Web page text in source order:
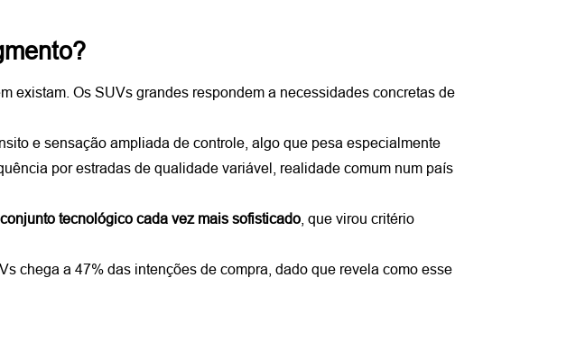
existam. Os SUVs grandes respondem a necessidades concretas de
e sensação ampliada de controle, algo que pesa especialmente
por estradas de qualidade variável, realidade comum num país
conjunto tecnológico cada vez mais sofisticado , que virou critério
chega a 47% das intenções de compra, dado que revela como esse